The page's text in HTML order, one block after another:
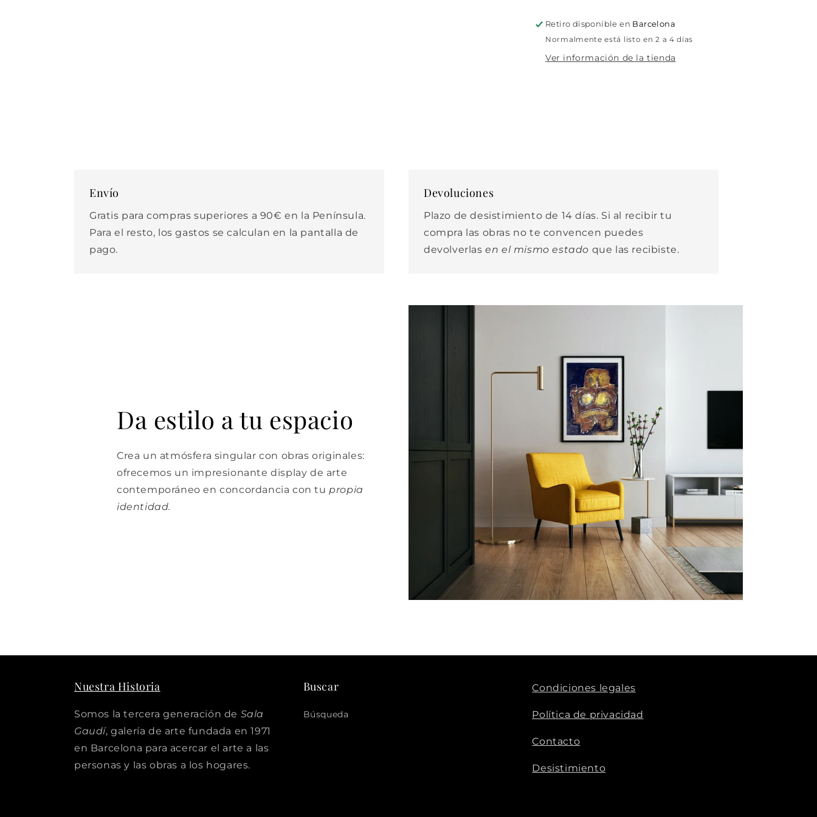
Retiro disponible en Barcelona
Normalmente está listo en 2 a 4 días
Ver información de la tienda
Envío
Gratis para compras superiores a 90€ en la Península.
Para el resto, los gastos se calculan en la pantalla de
pago.
Devoluciones
Plazo de desistimiento de 14 días. Si al recibir tu
compra las obras no te convencen puedes
devolverlasen el mismo estado que las recibiste.
Da estilo a tu espacio
Crea un atmósfera singular con obras originales:
ofrecemos un impresionante display de arte
contemporáneo en concordancia con tu propia
identidad.
Nuestra Historia
Somos la tercera generación de Sala
Gaudí, galería de arte fundada en 1971
en Barcelona para acercar el arte a las
personas y las obras a los hogares.
Buscar
Búsqueda
Condiciones legales
Política de privacidad
Contacto
Desistimiento